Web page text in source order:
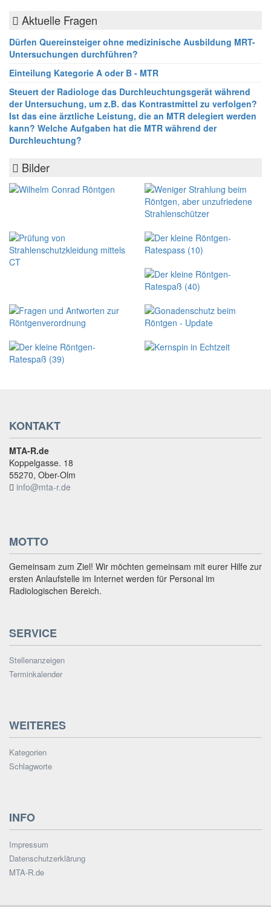
Aktuelle Fragen
Dürfen Quereinsteiger ohne medizinische Ausbildung MRT-
Untersuchungen durchführen?
Einteilung Kategorie A oder B - MTR
Steuert der Radiologe das Durchleuchtungsgerät während
der Untersuchung, um z.B. das Kontrastmittel zu verfolgen?
Ist das eine ärztliche Leistung, die an MTR delegiert werden
kann? Welche Aufgaben hat die MTR während der
Durchleuchtung?
Bilder
KONTAKT
MTA-R.de
Koppelgasse. 18
55270, Ober-Olm
info@mta-r.de
MOTTO
Gemeinsam zum Ziel! Wir möchten gemeinsam mit eurer Hilfe zur
ersten Anlaufstelle im Internet werden für Personal im
Radiologischen Bereich.
SERVICE
Stellenanzeigen
Terminkalender
WEITERES
Kategorien
Schlagworte
INFO
Impressum
Datenschutzerklärung
MTA-R.de